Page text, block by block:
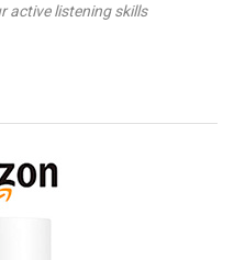
active listening skills